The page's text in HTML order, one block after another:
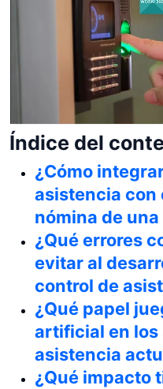
Índice del
¿Cómo
asistencia con
nómina de
¿Qué errores
evitar al
control de
¿Qué papel
artificial en los
asistencia
¿Qué impacto